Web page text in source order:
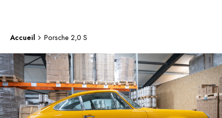
Accueil Porsche 2,0 S